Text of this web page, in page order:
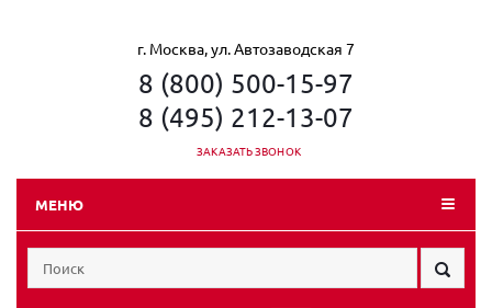
г. Москва, ул. Автозаводская 7
8 (800) 500-15-97
8 (495) 212-13-07
ЗАКАЗАТЬ ЗВОНОК
МЕНЮ